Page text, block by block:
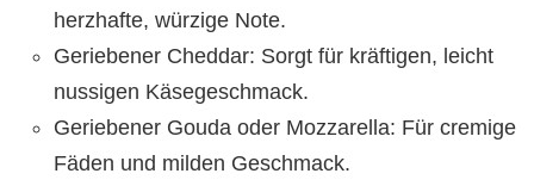
herzhafte, würzige Note.
Geriebener Cheddar: Sorgt für kräftigen, leicht
nussigen Käsegeschmack.
Geriebener Gouda oder Mozzarella: Für cremige
Fäden und milden Geschmack.